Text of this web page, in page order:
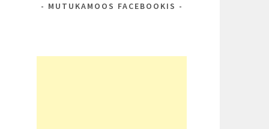
MUTUKAMOOS FACEBOOKIS